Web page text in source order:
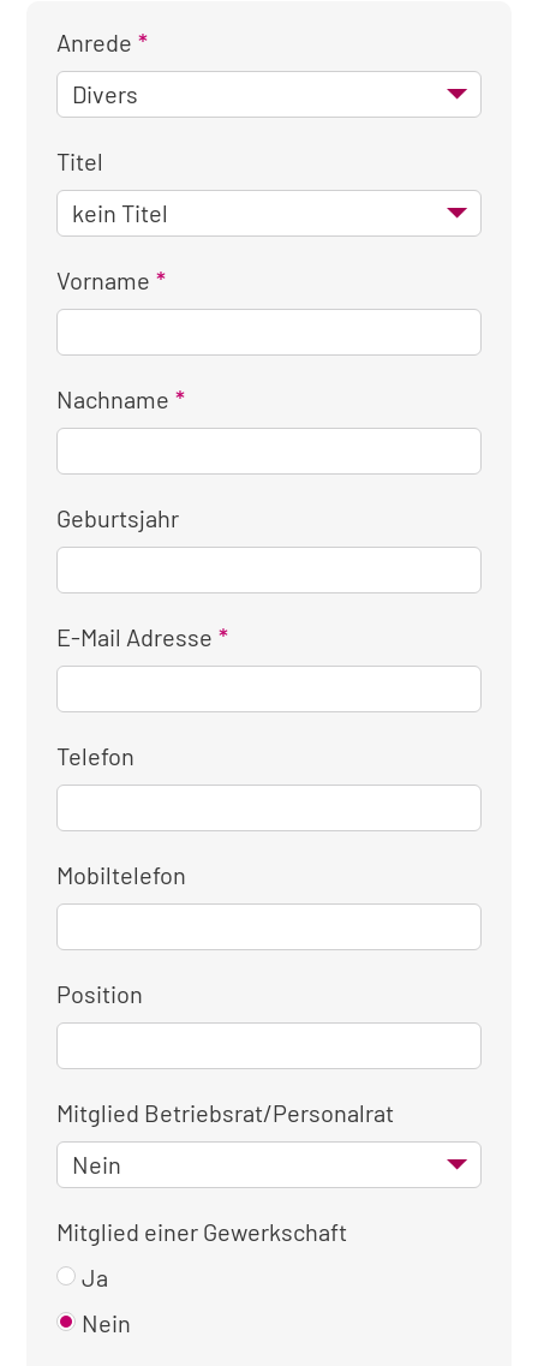
Anrede
Titel
Vorname
Nachname
Geburtsjahr
E-Mail Adresse
Telefon
Mobiltelefon
Position
Mitglied Betriebsrat/Personalrat
Mitglied einer Gewerkschaft
Ja
Nein